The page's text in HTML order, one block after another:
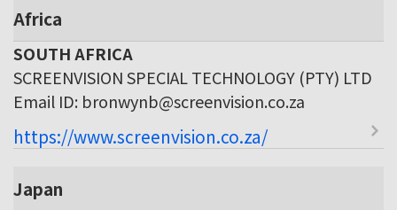
Africa
SOUTH AFRICA
SCREENVISION SPECIAL TECHNOLOGY (PTY) LTD
Email ID: bronwynb@screenvision.co.za
https://www.screenvision.co.za/
Japan